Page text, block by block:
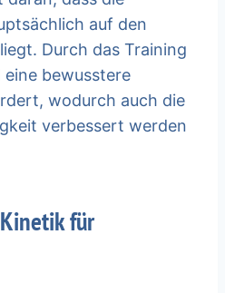
auf den
Durch das Training
bewusstere
wodurch auch die
verbessert werden
für